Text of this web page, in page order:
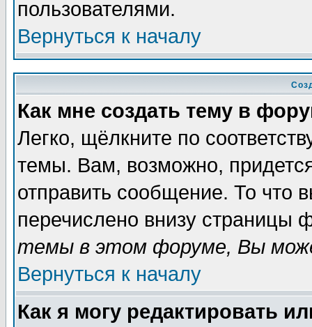
пользователями.
Вернуться к началу
Как мне создать тему в
Легко, щёлкните по
темы. Вам, возможно,
отправить сообщение. То что
перечислено внизу страницы
темы в этом форуме, Вы
Вернуться к началу
Как я могу редактировать